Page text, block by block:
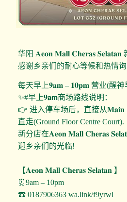
华阳 𝐀𝐞𝐨𝐧 𝐌𝐚𝐥𝐥 𝐂𝐡𝐞𝐫𝐚𝐬
感谢乡亲们的耐心等候和热情
每天早上𝟗𝐚𝐦 – 𝟏𝟎𝐩𝐦 营业(醒神
✨#早上𝟗𝗮𝗺商场路线说明：
👉 进入停车场后，直接从𝐌𝐚𝐢𝐧
直走(Ground Floor Centre Court).
新分店在𝐀𝐞𝐨𝐧 𝐌𝐚𝐥𝐥 𝐂𝐡𝐞𝐫𝐚𝐬
迎乡亲们的光临!
【𝐀𝐞𝐨𝐧 𝐌𝐚𝐥𝐥 𝐂𝐡𝐞𝐫𝐚𝐬 𝐒𝐞𝐥𝐚𝐭𝐚𝐧 】
⏰9am – 10pm
☎ 0187906363 wa.link/f9yrwl